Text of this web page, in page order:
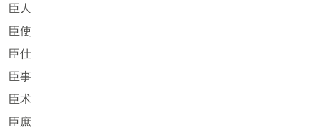
臣人
臣使
臣仕
臣事
臣术
臣庶